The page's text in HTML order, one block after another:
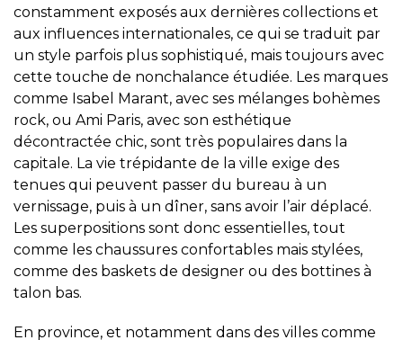
constamment exposés aux dernières collections et
aux influences internationales, ce qui se traduit par
un style parfois plus sophistiqué, mais toujours avec
cette touche de nonchalance étudiée. Les marques
comme Isabel Marant, avec ses mélanges bohèmes
rock, ou Ami Paris, avec son esthétique
décontractée chic, sont très populaires dans la
capitale. La vie trépidante de la ville exige des
tenues qui peuvent passer du bureau à un
vernissage, puis à un dîner, sans avoir l’air déplacé.
Les superpositions sont donc essentielles, tout
comme les chaussures confortables mais stylées,
comme des baskets de designer ou des bottines à
talon bas.
En province, et notamment dans des villes comme